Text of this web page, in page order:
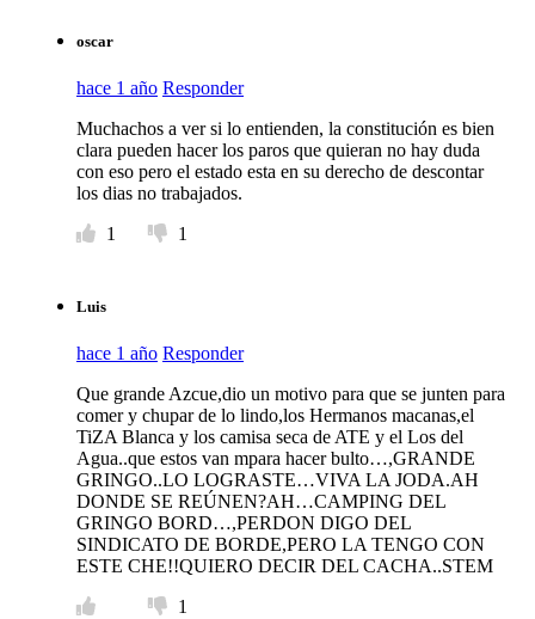
oscar
hace 1 año Responder
Muchachos a ver si lo entienden, la constitución es bien
clara pueden hacer los paros que quieran no hay duda
con eso pero el estado esta en su derecho de descontar
los dias no trabajados.
1
1
Luis
hace 1 año Responder
Que grande Azcue,dio un motivo para que se junten para
comer y chupar de lo lindo,los Hermanos macanas,el
TiZA Blanca y los camisa seca de ATE y el Los del
Agua..que estos van mpara hacer bulto…,GRANDE
GRINGO..LO LOGRASTE…VIVA LA JODA.AH
DONDE SE REÚNEN?AH…CAMPING DEL
GRINGO BORD…,PERDON DIGO DEL
SINDICATO DE BORDE,PERO LA TENGO CON
ESTE CHE!!QUIERO DECIR DEL CACHA..STEM
1